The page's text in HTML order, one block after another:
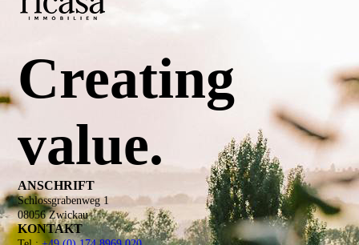
Creating
value.
ANSCHRIFT
Schlossgrabenweg 1
08056 Zwickau
KONTAKT